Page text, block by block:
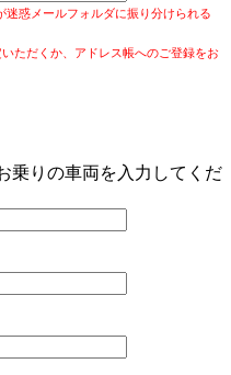
迷惑メールフォルダに振り分けられる
ただくか、アドレス帳へのご登録をお
乗りの車両を入力してくだ